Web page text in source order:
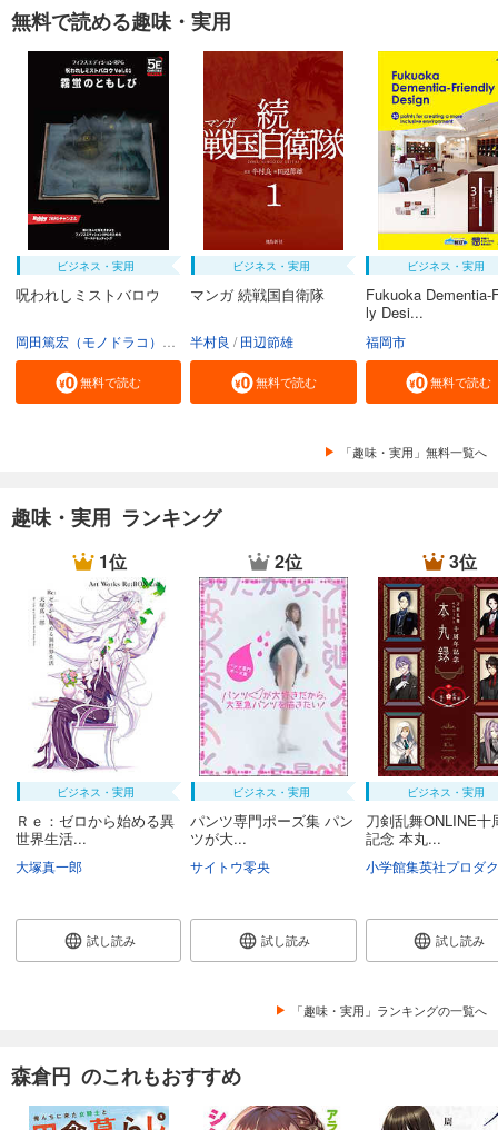
無料で読める趣味・実用
ビジネス・実用
呪われしミストバロウ
宮﨑樹
無料で読む
ビジネス・実用
マンガ 続戦国自衛隊
半村良 田辺節雄
無料で読む
ビジネス・実用
Fukuoka Dementia-
ly Desi...
福岡市
無料で読む
「趣味・実用」無料一覧へ
趣味・実用 ランキング
1位
ビジネス・実用
Ｒｅ：ゼロから始める異
世界生活...
大塚真一郎
試し読み
2位
ビジネス・実用
パンツ専門ポーズ集 パン
ツが大...
サイトウ零央
試し読み
3位
ビジネス・実用
刀剣乱舞ONLINE十
記念 本丸...
試し読み
「趣味・実用」ランキングの一覧へ
森倉円 のこれもおすすめ